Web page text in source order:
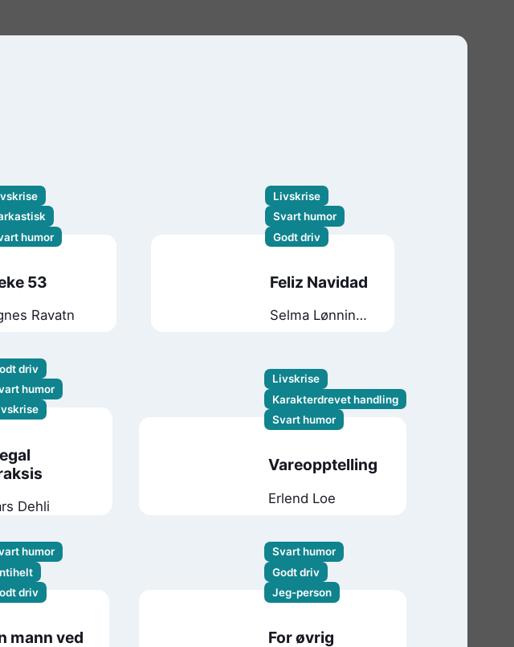
humor
53
Ravatn
Livskrise
Svart humor
Godt driv
Feliz Navidad
Selma Lønning
driv
humor
Dehli
Livskrise
Karakterdrevet handling
Svart humor
Vareopptelling
Erlend Loe
humor
driv
mann ved
Svart humor
Godt driv
Jeg-person
For øvrig